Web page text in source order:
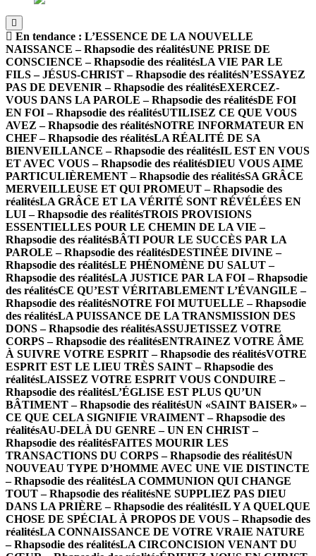
En tendance : L’ESSENCE DE LA NOUVELLE
NAISSANCE – Rhapsodie des réalitésUNE PRISE DE
CONSCIENCE – Rhapsodie des réalitésLA VIE PAR LE
FILS – JÉSUS-CHRIST – Rhapsodie des réalitésN’ESSAYEZ
PAS DE DEVENIR – Rhapsodie des réalitésEXERCEZ-
VOUS DANS LA PAROLE – Rhapsodie des réalitésDE FOI
EN FOI – Rhapsodie des réalitésUTILISEZ CE QUE VOUS
AVEZ – Rhapsodie des réalitésNOTRE INFORMATEUR EN
CHEF – Rhapsodie des réalitésLA RÉALITÉ DE SA
BIENVEILLANCE – Rhapsodie des réalitésIL EST EN VOUS
ET AVEC VOUS – Rhapsodie des réalitésDIEU VOUS AIME
PARTICULIÈREMENT – Rhapsodie des réalitésSA GRÂCE
MERVEILLEUSE ET QUI PROMEUT – Rhapsodie des
réalitésLA GRÂCE ET LA VÉRITÉ SONT RÉVÉLÉES EN
LUI – Rhapsodie des réalitésTROIS PROVISIONS
ESSENTIELLES POUR LE CHEMIN DE LA VIE –
Rhapsodie des réalitésBÂTI POUR LE SUCCÈS PAR LA
PAROLE – Rhapsodie des réalitésDESTINÉE DIVINE –
Rhapsodie des réalitésLE PHÉNOMÈNE DU SALUT –
Rhapsodie des réalitésLA JUSTICE PAR LA FOI – Rhapsodie
des réalitésCE QU’EST VÉRITABLEMENT L’ÉVANGILE –
Rhapsodie des réalitésNOTRE FOI MUTUELLE – Rhapsodie
des réalitésLA PUISSANCE DE LA TRANSMISSION DES
DONS – Rhapsodie des réalitésASSUJETISSEZ VOTRE
CORPS – Rhapsodie des réalitésENTRAINEZ VOTRE ÂME
À SUIVRE VOTRE ESPRIT – Rhapsodie des réalitésVOTRE
ESPRIT EST LE LIEU TRÈS SAINT – Rhapsodie des
réalitésLAISSEZ VOTRE ESPRIT VOUS CONDUIRE –
Rhapsodie des réalitésL’ÉGLISE EST PLUS QU’UN
BÂTIMENT – Rhapsodie des réalitésUN «SAINT BAISER» –
CE QUE CELA SIGNIFIE VRAIMENT – Rhapsodie des
réalitésAU-DELÀ DU GENRE – UN EN CHRIST –
Rhapsodie des réalitésFAITES MOURIR LES
TRANSACTIONS DU CORPS – Rhapsodie des réalitésUN
NOUVEAU TYPE D’HOMME AVEC UNE VIE DISTINCTE
– Rhapsodie des réalitésLA COMMUNION QUI CHANGE
TOUT – Rhapsodie des réalitésNE SUPPLIEZ PAS DIEU
DANS LA PRIÈRE – Rhapsodie des réalitésIL Y A QUELQUE
CHOSE DE SPÉCIAL À PROPOS DE VOUS – Rhapsodie des
réalitésLA CONNAISSANCE DE VOTRE VRAIE NATURE
– Rhapsodie des réalitésLA CIRCONCISION VENANT DU